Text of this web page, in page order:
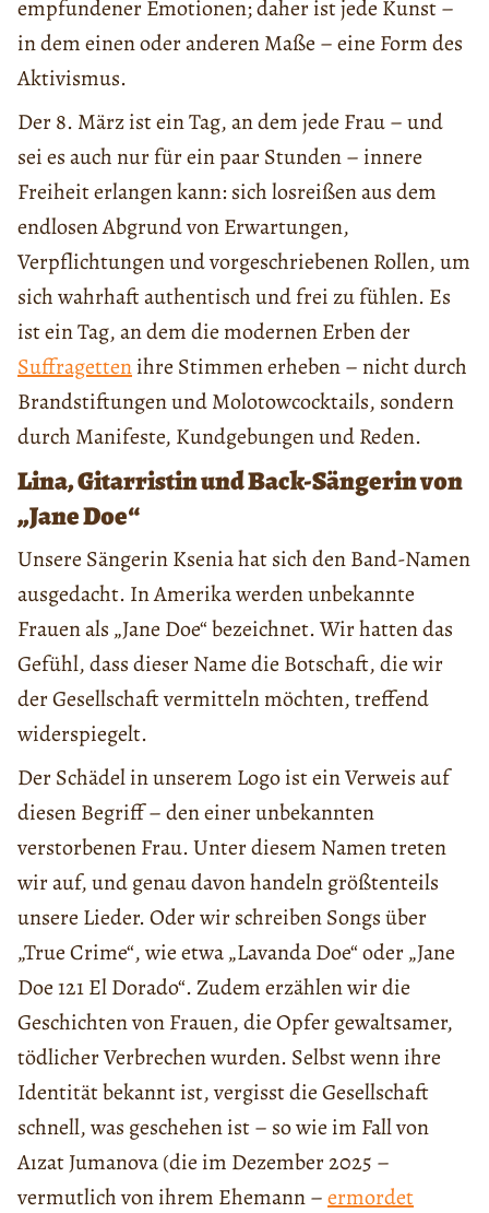
empfundener Emotionen; daher ist jede Kunst –
in dem einen oder anderen Maße – eine Form des
Aktivismus.
Der 8. März ist ein Tag, an dem jede Frau – und
sei es auch nur für ein paar Stunden – innere
Freiheit erlangen kann: sich losreißen aus dem
endlosen Abgrund von Erwartungen,
Verpflichtungen und vorgeschriebenen Rollen, um
sich wahrhaft authentisch und frei zu fühlen. Es
ist ein Tag, an dem die modernen Erben der
Suffragettenihre Stimmen erheben – nicht durch
Brandstiftungen und Molotowcocktails, sondern
durch Manifeste, Kundgebungen und Reden.
Lina, Gitarristin und Back-Sängerin von
„Jane Doe“
Unsere Sängerin Ksenia hat sich den Band-Namen
ausgedacht. In Amerika werden unbekannte
Frauen als „Jane Doe“ bezeichnet. Wir hatten das
Gefühl, dass dieser Name die Botschaft, die wir
der Gesellschaft vermitteln möchten, treffend
widerspiegelt.
Der Schädel in unserem Logo ist ein Verweis auf
diesen Begriff – den einer unbekannten
verstorbenen Frau. Unter diesem Namen treten
wir auf, und genau davon handeln größtenteils
unsere Lieder. Oder wir schreiben Songs über
„True Crime“, wie etwa „Lavanda Doe“ oder „Jane
Doe 121 El Dorado“. Zudem erzählen wir die
Geschichten von Frauen, die Opfer gewaltsamer,
tödlicher Verbrechen wurden. Selbst wenn ihre
Identität bekannt ist, vergisst die Gesellschaft
schnell, was geschehen ist – so wie im Fall von
Aızat Jumanova (die im Dezember 2025 –
vermutlich von ihrem Ehemann –ermordet